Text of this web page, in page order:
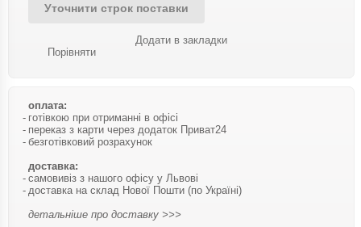
Уточнити строк поставки
Порівняти
Додати в закладки
оплата:
готівкою при отриманні в офісі
переказ з карти через додаток Приват24
безготівковий розрахунок
доставка:
самовивіз з нашого офісу у Львові
доставка на склад Нової Пошти (по Україні)
детальніше про доставку >>>